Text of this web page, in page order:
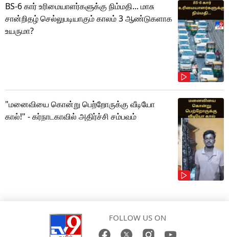
BS-6 கார் உரிமையாளர்களுக்கு நிம்மதி... மாசு
சான்றிதழ் செல்லுபடியாகும் காலம் 3 ஆண்டுகளாக
உயருமா?
"மனைவியை கொன்று பெற்றோருக்கு வீடியோ
கால்!" - கர்நாடகாவில் அதிர்ச்சி சம்பவம்
FOLLOW US ON